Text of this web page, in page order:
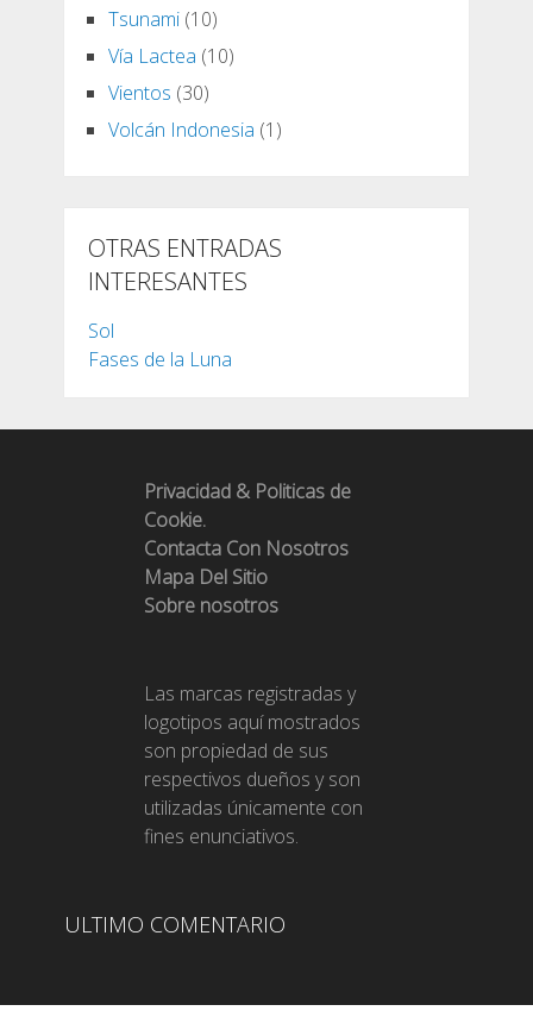
Tsunami(10)
Vía Lactea (10)
Vientos (30)
Volcán Indonesia (1)
OTRAS ENTRADAS
INTERESANTES
Sol
Fases de la Luna
Privacidad & Politicas de
Cookie.
Contacta Con Nosotros
Mapa Del Sitio
Sobre nosotros
Las marcas registradas y
logotipos aquí mostrados
son propiedad de sus
respectivos dueños y son
utilizadas únicamente con
fines enunciativos.
ULTIMO COMENTARIO